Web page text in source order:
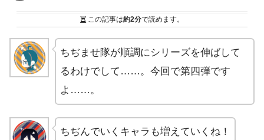
この記事は約2分で読めます。
ちぢませ隊が順調にシリーズを伸ばして
るわけでして……。今回で第四弾です
よ……。
ちぢんでいくキャラも増えていくね！